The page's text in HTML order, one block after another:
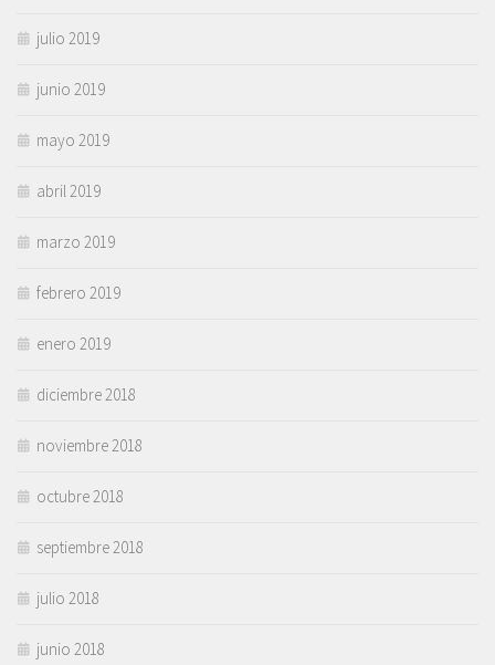
julio 2019
junio 2019
mayo 2019
abril 2019
marzo 2019
febrero 2019
enero 2019
diciembre 2018
noviembre 2018
octubre 2018
septiembre 2018
julio 2018
junio 2018